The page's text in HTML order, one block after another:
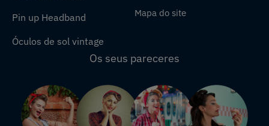
Pin up Headband
Óculos de sol vintage
Mapa do site
Os seus pareceres